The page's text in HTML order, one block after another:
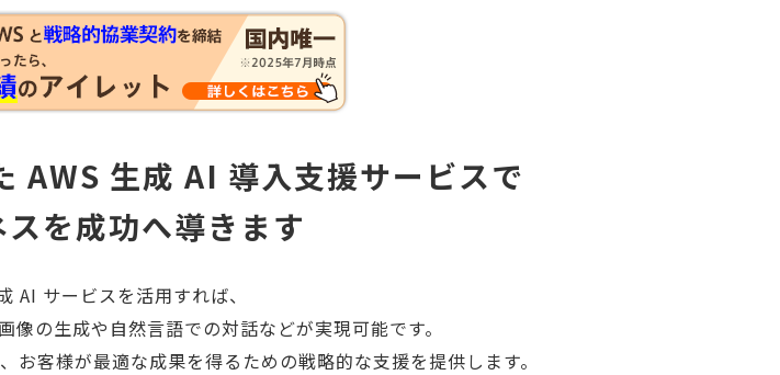
AWS 生成 AI 導入支援サービスで
を成功へ導きます
AI サービスを活用すれば、
の生成や自然言語での対話などが実現可能です。
客様が最適な成果を得るための戦略的な支援を提供します。